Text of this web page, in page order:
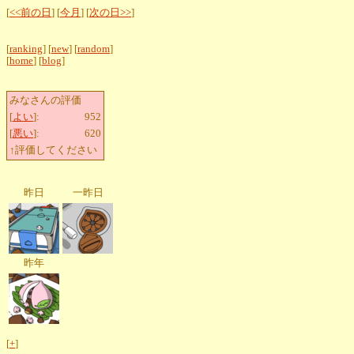
[<<前の日 ] [今月 ] [次の日>>]
[ranking] [new] [random]
[home] [blog]
みなさんの評価
[よい]:
952
[悪い]:
620
↑評価してください
昨日 一昨日
昨年
[+]